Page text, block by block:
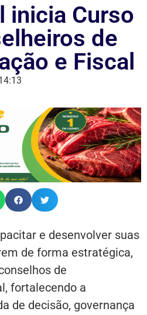
inicia Curso
de
e Fiscal
e desenvolver suas
de forma estratégica,
de
fortalecendo a
de decisão, governança